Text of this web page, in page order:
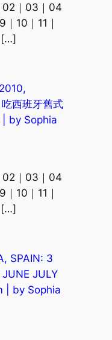
02｜03｜04
10｜11｜
[…]
西班牙舊式
by Sophia
02｜03｜04
10｜11｜
[…]
SPAIN: 3
JULY
| by Sophia